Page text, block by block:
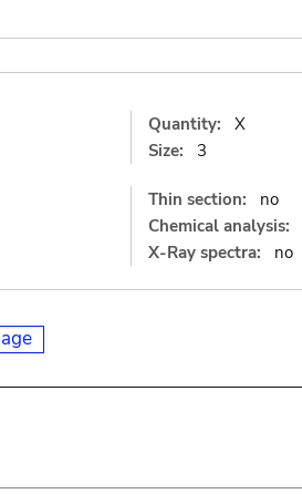
Quantity:
X
Size:
3
Thin section:
no
Chemical analysis:
X-Ray spectra:
no